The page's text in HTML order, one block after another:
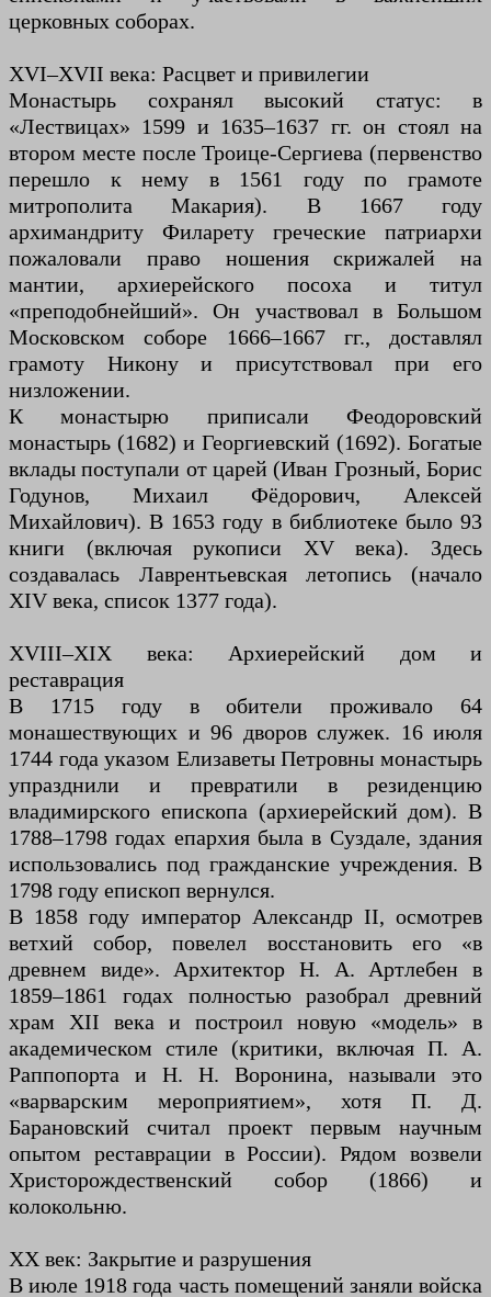
церковных соборах.
XVI–XVII века: Расцвет и привилегии
Монастырь сохранял высокий статус: в
«Лествицах» 1599 и 1635–1637 гг. он стоял на
втором месте после Троице-Сергиева (первенство
перешло к нему в 1561 году по грамоте
митрополита Макария). В 1667 году
архимандриту Филарету греческие патриархи
пожаловали право ношения скрижалей на
мантии, архиерейского посоха и титул
«преподобнейший». Он участвовал в Большом
Московском соборе 1666–1667 гг., доставлял
грамоту Никону и присутствовал при его
низложении.
К монастырю приписали Феодоровский
монастырь (1682) и Георгиевский (1692). Богатые
вклады поступали от царей (Иван Грозный, Борис
Годунов, Михаил Фёдорович, Алексей
Михайлович). В 1653 году в библиотеке было 93
книги (включая рукописи XV века). Здесь
создавалась Лаврентьевская летопись (начало
XIV века, список 1377 года).
XVIII–XIX века: Архиерейский дом и
реставрация
В 1715 году в обители проживало 64
монашествующих и 96 дворов служек. 16 июля
1744 года указом Елизаветы Петровны монастырь
упразднили и превратили в резиденцию
владимирского епископа (архиерейский дом). В
1788–1798 годах епархия была в Суздале, здания
использовались под гражданские учреждения. В
1798 году епископ вернулся.
В 1858 году император Александр II, осмотрев
ветхий собор, повелел восстановить его «в
древнем виде». Архитектор Н. А. Артлебен в
1859–1861 годах полностью разобрал древний
храм XII века и построил новую «модель» в
академическом стиле (критики, включая П. А.
Раппопорта и Н. Н. Воронина, называли это
«варварским мероприятием», хотя П. Д.
Барановский считал проект первым научным
опытом реставрации в России). Рядом возвели
Христорождественский собор (1866) и
колокольню.
XX век: Закрытие и разрушения
В июле 1918 года часть помещений заняли войска